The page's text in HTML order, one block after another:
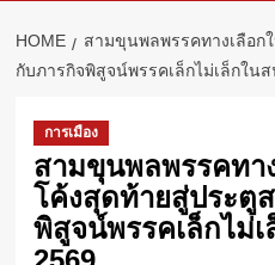
HOME
สามขุนพลพรรคทางเลือก
กับภารกิจพิสูจน์พรรคเล็กไม่เล็กใน
การเมือง
สามขุนพลพรรคทา
โค้งสุดท้ายสู่ประตู
พิสูจน์พรรคเล็กไม่